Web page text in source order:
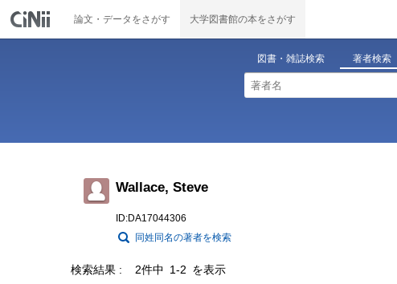
論文・データをさがす 大学図書館の本をさがす
図書・雑誌検索 著者検索
Wallace, Steve
ID:DA17044306
同姓同名の著者を検索
検索結果 2件中 1-2 を表示